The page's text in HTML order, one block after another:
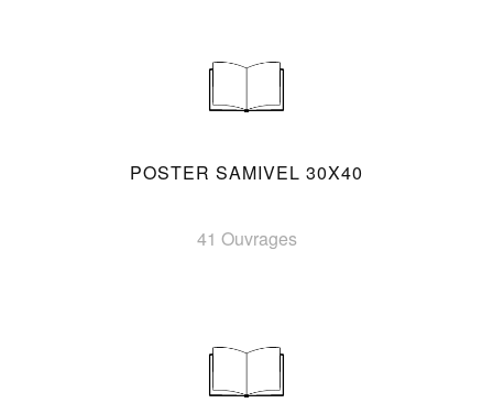
POSTER SAMIVEL 30X40
41 Ouvrages